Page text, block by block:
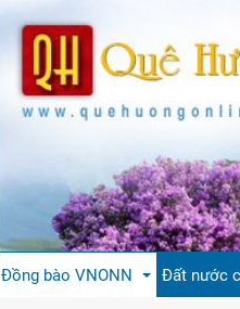
Đồng bào VNONN Đất nước